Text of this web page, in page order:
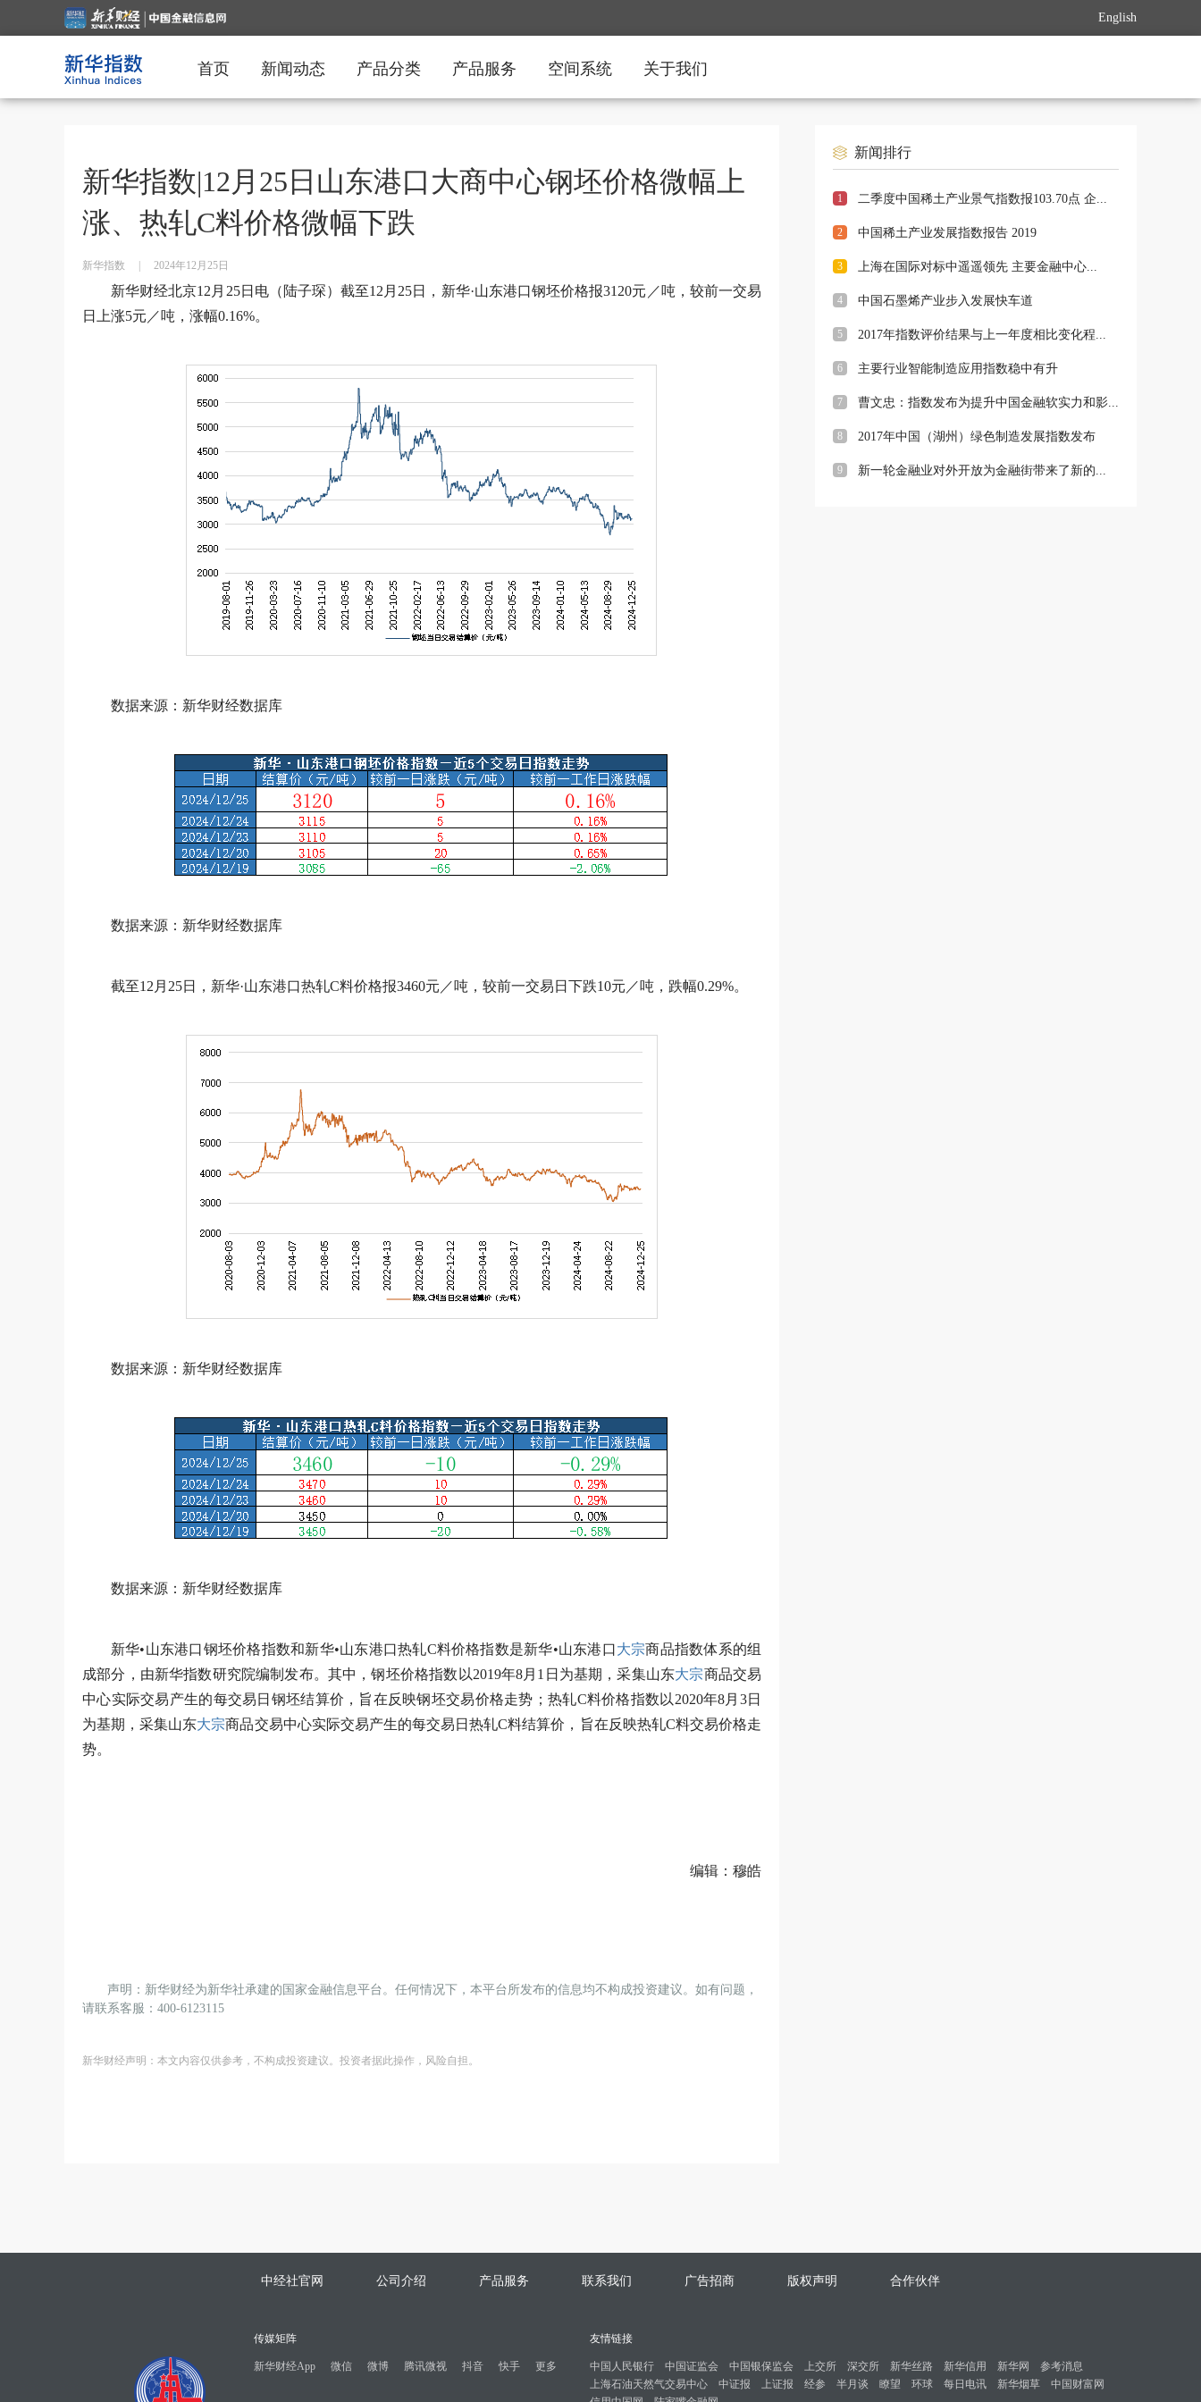
English
首页 新闻动态 产品分类 产品服务 空间系统 关于我们
新华指数|12月25日山东港口大商中心钢坯价格微幅上
涨、热轧C料价格微幅下跌
新华指数 2024年12月25日
新华财经北京12月25日电（陆子琛）截至12月25日，新华·山东港口钢坯价格报3120元／吨，较前一交易
日上涨5元／吨，涨幅0.16%。
数据来源：新华财经数据库
数据来源：新华财经数据库
截至12月25日，新华·山东港口热轧C料价格报3460元／吨，较前一交易日下跌10元／吨，跌幅0.29%。
数据来源：新华财经数据库
数据来源：新华财经数据库
新华•山东港口钢坯价格指数和新华•山东港口热轧C料价格指数是新华•山东港口大宗商品指数体系的组
成部分，由新华指数研究院编制发布。其中，钢坯价格指数以2019年8月1日为基期，采集山东大宗商品交易
中心实际交易产生的每交易日钢坯结算价，旨在反映钢坯交易价格走势；热轧C料价格指数以2020年8月3日
为基期，采集山东大宗商品交易中心实际交易产生的每交易日热轧C料结算价，旨在反映热轧C料交易价格走
势。
编辑：穆皓
声明：新华财经为新华社承建的国家金融信息平台。任何情况下，本平台所发布的信息均不构成投资建议。如有问题，
请联系客服：400-6123115
新华财经声明：本文内容仅供参考，不构成投资建议。投资者据此操作，风险自担。
新闻排行
1 二季度中国稀土产业景气指数报103.70点 企...
2 中国稀土产业发展指数报告 2019
3 上海在国际对标中遥遥领先 主要金融中心...
4 中国石墨烯产业步入发展快车道
5 2017年指数评价结果与上一年度相比变化程...
6 主要行业智能制造应用指数稳中有升
7 曹文忠：指数发布为提升中国金融软实力和影...
8 2017年中国（湖州）绿色制造发展指数发布
9 新一轮金融业对外开放为金融街带来了新的...
中经社官网 公司介绍 产品服务 联系我们 广告招商 版权声明 合作伙伴
传媒矩阵
新华财经App 微信 微博 腾讯微视 抖音 快手 更多
友情链接
中国人民银行 中国证监会 中国银保监会 上交所 深交所 新华丝路 新华信用 新华网
参考消息
上海石油天然气交易中心
中证报 上证报 经参 半月谈 瞭望 环球 每日电讯 新华烟草
中国财富网